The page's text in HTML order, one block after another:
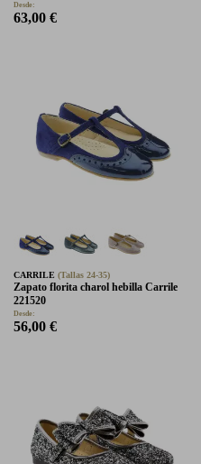
Desde:
63,00 €
CARRILE (Tallas 24-35)
Zapato florita charol hebilla Carrile
221520
Desde:
56,00 €